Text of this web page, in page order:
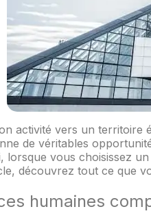
activité vers un
de véritables
lorsque vous choisissez
découvrez tout ce que
humaines